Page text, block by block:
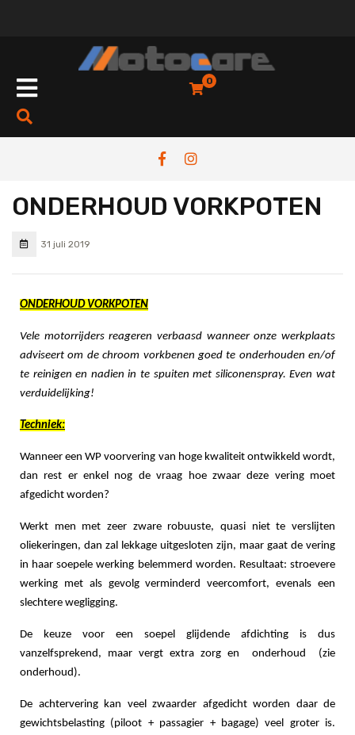
0
ONDERHOUD VORKPOTEN
31 juli 2019
ONDERHOUD VORKPOTEN
Vele motorrijders reageren verbaasd wanneer onze werkplaats
adviseert om de chroom vorkbenen goed te onderhouden en/of
te reinigen en nadien in te spuiten met siliconenspray. Even wat
verduidelijking!
Techniek:
Wanneer een WP voorvering van hoge kwaliteit ontwikkeld wordt,
dan rest er enkel nog de vraag hoe zwaar deze vering moet
afgedicht worden?
Werkt men met zeer zware robuuste, quasi niet te verslijten
oliekeringen, dan zal lekkage uitgesloten zijn, maar gaat de vering
in haar soepele werking belemmerd worden. Resultaat: stroevere
werking met als gevolg verminderd veercomfort, evenals een
slechtere wegligging.
De keuze voor een soepel glijdende afdichting is dus
vanzelfsprekend, maar vergt extra zorg en onderhoud (zie
onderhoud).
De achtervering kan veel zwaarder afgedicht worden daar de
gewichtsbelasting (piloot + passagier + bagage) veel groter is.